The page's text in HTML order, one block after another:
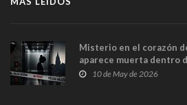
Misterio en el corazón
aparece muerta dentro
y las cámaras captan
10 de May de 2026